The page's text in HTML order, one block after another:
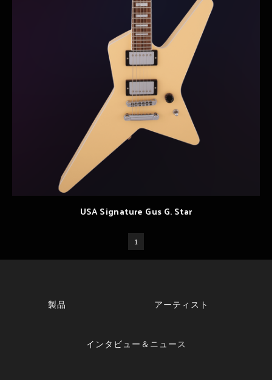
USA Signature Gus G. Star
1
製品 アーティスト
インタビュー＆ニュース